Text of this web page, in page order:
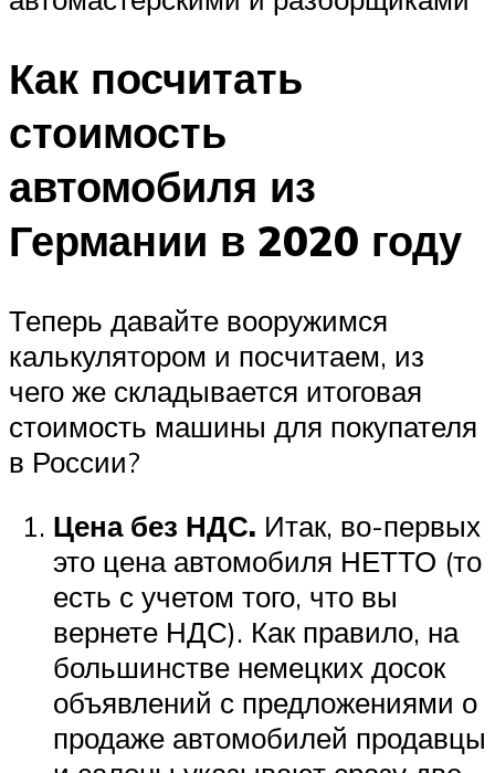
Как посчитать
стоимость
автомобиля из
Германии в 2020 году
Теперь давайте вооружимся
калькулятором и посчитаем, из
чего же складывается итоговая
стоимость машины для покупателя
в России?
Цена без НДС. Итак, во-первых
это цена автомобиля НЕТТО (то
есть с учетом того, что вы
вернете НДС). Как правило, на
большинстве немецких досок
объявлений с предложениями о
продаже автомобилей продавцы